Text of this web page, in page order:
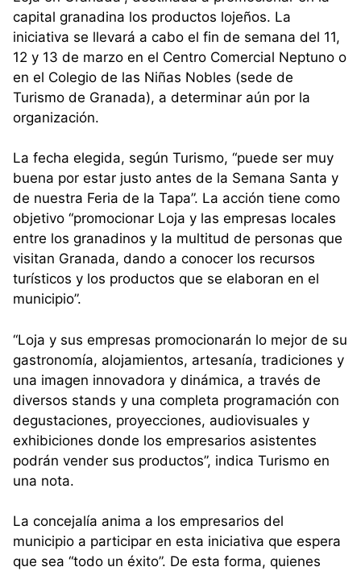
capital granadina los productos lojeños. La
iniciativa se llevará a cabo el fin de semana del 11,
12 y 13 de marzo en el Centro Comercial Neptuno o
en el Colegio de las Niñas Nobles (sede de
Turismo de Granada), a determinar aún por la
organización.
La fecha elegida, según Turismo, “puede ser muy
buena por estar justo antes de la Semana Santa y
de nuestra Feria de la Tapa”. La acción tiene como
objetivo “promocionar Loja y las empresas locales
entre los granadinos y la multitud de personas que
visitan Granada, dando a conocer los recursos
turísticos y los productos que se elaboran en el
municipio”.
“Loja y sus empresas promocionarán lo mejor de su
gastronomía, alojamientos, artesanía, tradiciones y
una imagen innovadora y dinámica, a través de
diversos stands y una completa programación con
degustaciones, proyecciones, audiovisuales y
exhibiciones donde los empresarios asistentes
podrán vender sus productos”, indica Turismo en
una nota.
La concejalía anima a los empresarios del
municipio a participar en esta iniciativa que espera
que sea “todo un éxito”. De esta forma, quienes